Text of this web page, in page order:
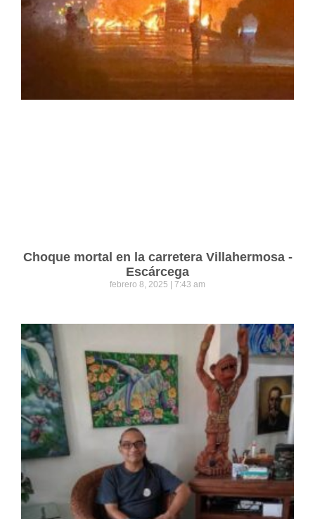
Choque mortal en la carretera Villahermosa -
Escárcega
febrero 8, 2025 7:43 am